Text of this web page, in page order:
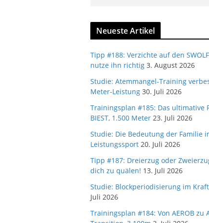
Neueste Artikel
Tipp #188: Verzichte auf den
nutze ihn richtig 3. August 2026
Studie: Atemmangel-Training
Meter-Leistung 30. Juli 2026
Trainingsplan #185: Das ultimative
BIEST, 1.500 Meter 23. Juli 2026
Studie: Die Bedeutung der Familie
Leistungssport 20. Juli 2026
Tipp #187: Dreierzug oder
dich zu quälen! 13. Juli 2026
Studie: Blockperiodisierung im
Juli 2026
Trainingsplan #184: Von AEROB zu